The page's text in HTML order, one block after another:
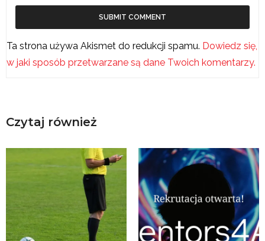
Ta strona używa Akismet do redukcji spamu. Dowiedz się,
w jaki sposób przetwarzane są dane Twoich komentarzy.
Czytaj również